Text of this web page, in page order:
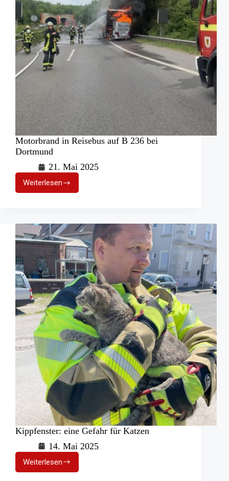
Motorbrand in Reisebus auf B 236 bei
Dortmund
21. Mai 2025
WeiterlesenMotorbrand
in
B
236
bei
Dortmund
Kippfenster: eine Gefahr für Katzen
14. Mai 2025
WeiterlesenKippfenster:
eine